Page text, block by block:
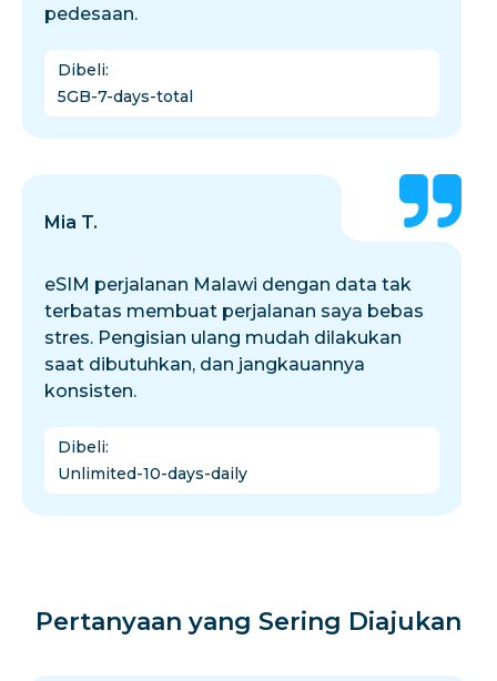
pedesaan.
Dibeli:
5GB-7-days-total
Mia T.
eSIM perjalanan Malawi dengan data tak
terbatas membuat perjalanan saya bebas
stres. Pengisian ulang mudah dilakukan
saat dibutuhkan, dan jangkauannya
konsisten.
Dibeli:
Unlimited-10-days-daily
Pertanyaan yang Sering Diajukan